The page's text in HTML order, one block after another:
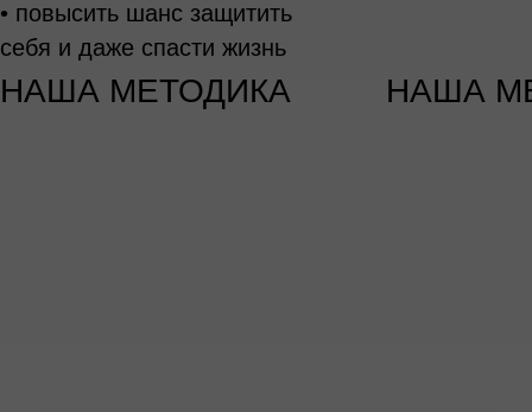
• повысить шанс защитить
себя и даже спасти жизнь
НАША МЕТОДИКА НАША